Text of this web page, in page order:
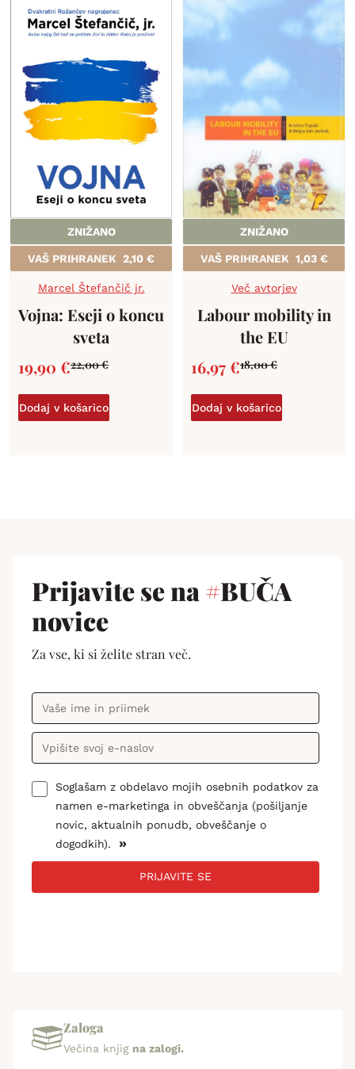
ZNIŽANO
VAŠ PRIHRANEK 2,10 €
Marcel Štefančič jr.
Vojna: Eseji o koncu
sveta
22,00€
19,90 €
Dodaj v košarico
ZNIŽANO
VAŠ PRIHRANEK 1,03 €
Več avtorjev
Labour mobility in
the EU
18,00€
16,97€
Dodaj v košarico
Prijavite se na#BUČA
novice
Za vse, ki si želite stran več.
Soglašam z obdelavo mojih osebnih podatkov za
namen e-marketinga in obveščanja (pošiljanje
novic, aktualnih ponudb, obveščanje o
dogodkih).
»
PRIJAVITE SE
Zaloga
Večina knjig na zalogi.